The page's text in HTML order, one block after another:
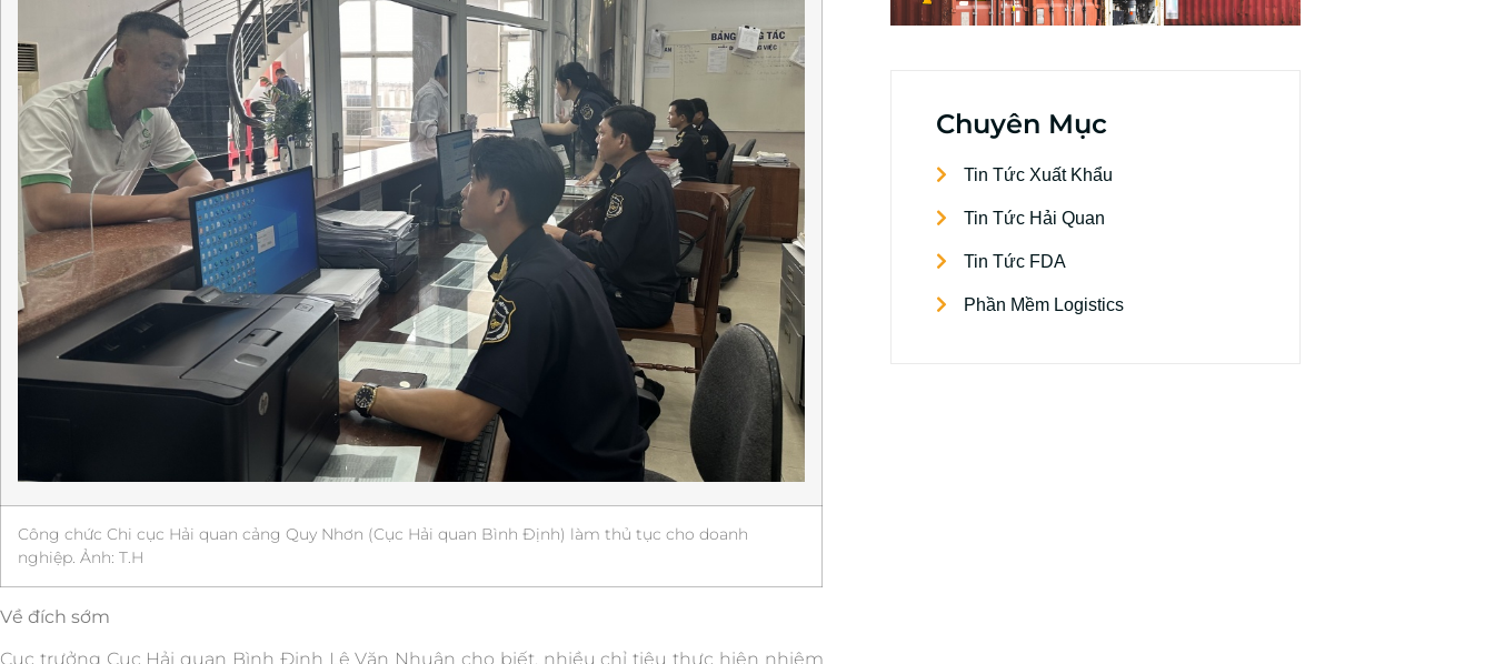
Công chức Chi cục Hải quan cảng Quy Nhơn (Cục Hải quan Bình Định) làm thủ tục cho doanh
nghiệp. Ảnh: T.H
Về đích sớm
Cục trưởng Cục Hải quan Bình Định Lê Văn Nhuận cho biết, nhiều chỉ tiêu thực hiện nhiệm
Chuyên Mục
Tin Tức Xuất Khẩu
Tin Tức Hải Quan
Tin Tức FDA
Phần Mềm Logistics